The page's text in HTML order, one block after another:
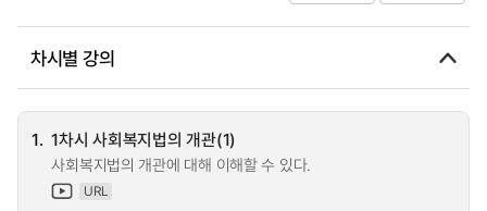
차시별 강의
1. 1차시 사회복지법의 개관(1)
사회복지법의 개관에 대해 이해할 수 있다.
URL